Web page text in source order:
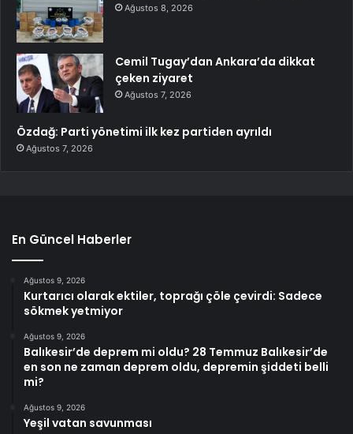
Ağustos 8, 2026
Cemil Tugay’dan Ankara’da dikkat
çeken ziyaret
Ağustos 7, 2026
Özdağ: Parti yönetimi ilk kez partiden ayrıldı
Ağustos 7, 2026
En Güncel Haberler
Ağustos 9, 2026
Kurtarıcı olarak ektiler, toprağı çöle çevirdi: Sadece
sökmek yetmiyor
Ağustos 9, 2026
Balıkesir’de deprem mi oldu? 28 Temmuz Balıkesir’de
en son ne zaman deprem oldu, depremin şiddeti belli
mi?
Ağustos 9, 2026
Yeşil vatan savunması